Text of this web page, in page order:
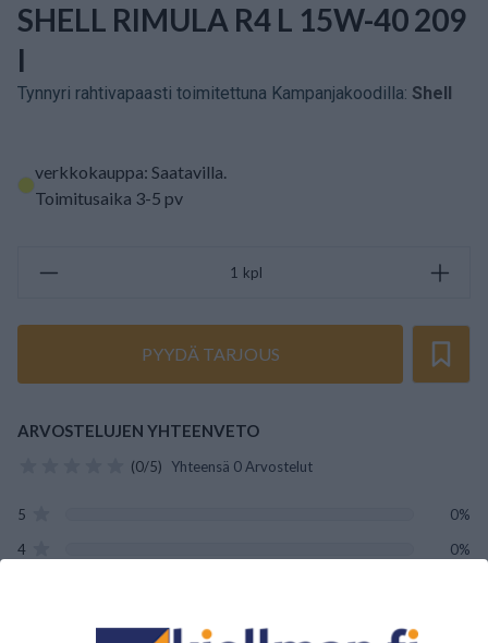
SHELL RIMULA R4 L 15W-40 209
l
Tynnyri rahtivapaasti toimitettuna Kampanjakoodilla: Shell
verkkokauppa: Saatavilla.
Toimitusaika 3-5 pv
kpl
PYYDÄ TARJOUS
ARVOSTELUJEN YHTEENVETO
(0/5) Yhteensä 0 Arvostelut
5
0%
4
0%